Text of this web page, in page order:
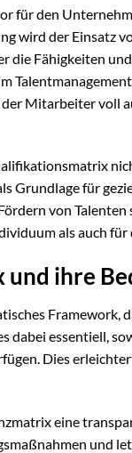
für den
wird der Einsatz
die Fähigkeiten
Mitarbeiter voll
Grundlage für
von Talenten
als auch
ihre
Framework,
essentiell,
Dies
eine
und